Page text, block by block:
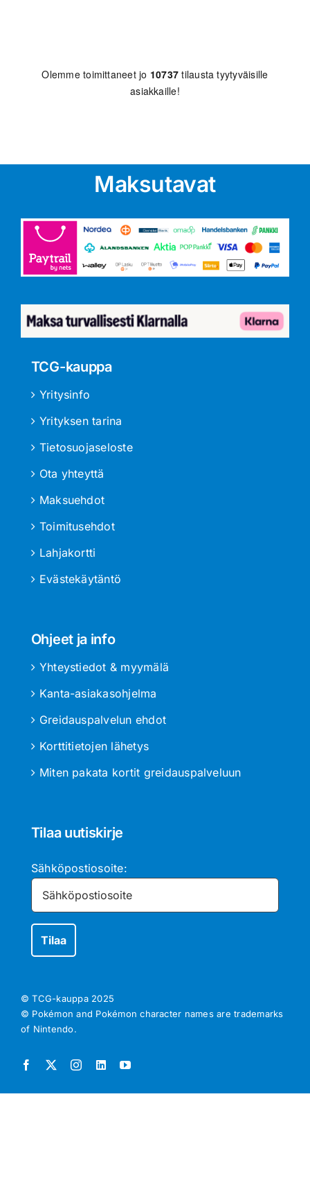
Olemme toimittaneet jo 10737 tilausta tyytyväisille
asiakkaille!
Maksutavat
TCG-kauppa
Yritysinfo
Yrityksen tarina
Tietosuojaseloste
Ota yhteyttä
Maksuehdot
Toimitusehdot
Lahjakortti
Evästekäytäntö
Ohjeet ja info
Yhteystiedot & myymälä
Kanta-asiakasohjelma
Greidauspalvelun ehdot
Korttitietojen lähetys
Miten pakata kortit greidauspalveluun
Tilaa uutiskirje
Sähköpostiosoite:
© TCG-kauppa 2025
© Pokémon and Pokémon character names are trademarks
of Nintendo.